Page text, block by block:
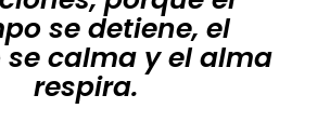
se detiene, el
calma y el alma
respira.